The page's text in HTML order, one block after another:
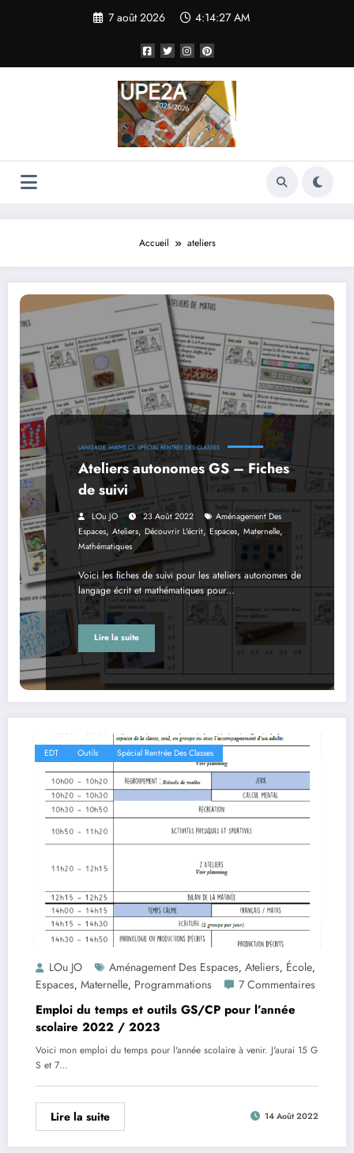
7 août 2026 4:14:28 AM
Accueil ateliers
LANGAGE MATHS C1 SPÉCIAL RENTRÉE DES CLASSES
Ateliers autonomes GS – Fiches
de suivi
LOu JO 23 Août 2022
Aménagement Des
Espaces, Ateliers, Découvrir L'écrit, Espaces, Maternelle,
Mathématiques
Voici les fiches de suivi pour les ateliers autonomes de
langage écrit et mathématiques pour…
Lire la suite
EDT Outils Spécial Rentrée Des Classes
LOu JO Aménagement Des Espaces, Ateliers, École,
Espaces, Maternelle, Programmations 7 Commentaires
Emploi du temps et outils GS/CP pour l’année
scolaire 2022 / 2023
Voici mon emploi du temps pour l'année scolaire à venir. J'aurai 15 G
S et 7…
Lire la suite 14 Août 2022